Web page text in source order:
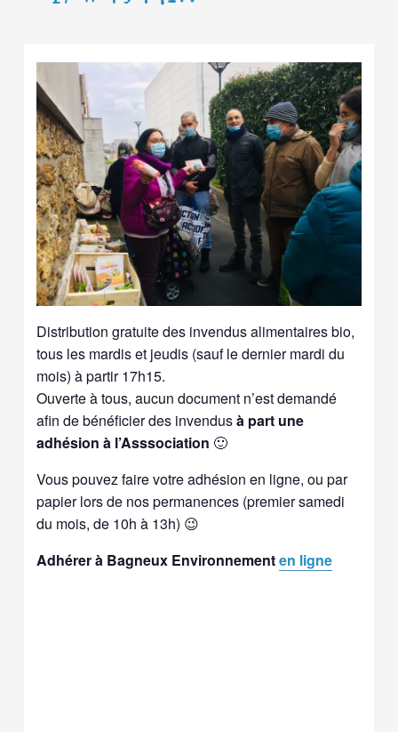
Distribution gratuite des invendus alimentaires bio,
tous les mardis et jeudis (sauf le dernier mardi du
mois) à partir 17h15.
Ouverte à tous, aucun document n’est demandé
afin de bénéficier des invendusà part une
adhésion à l’Asssociation 🙂
Vous pouvez faire votre adhésion en ligne, ou par
papier lors de nos permanences (premier samedi
du mois, de 10h à 13h) 😉
Adhérer à Bagneux Environnementen ligne